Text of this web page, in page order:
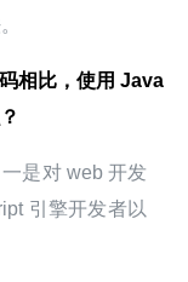
相比，使用 Java
是对 web 开发
引擎开发者以